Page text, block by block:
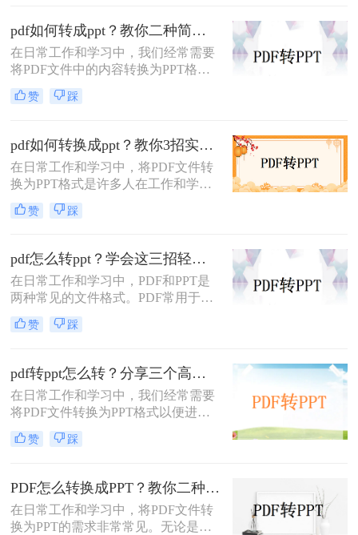
PDF到PPT的转换。
pdf如何转成ppt？教你二种简单实用的转换方法!
在日常工作和学习中，我们经常需要
将PDF文件中的内容转换为PPT格
式，以便于演示和分享。那么PDF如
何转成PPT呢？以下是两种常用的方
换。
赞 踩
pdf如何转换成ppt？教你3招实用方法轻松搞定！
在日常工作和学习中，将PDF文件转
换为PPT格式是许多人在工作和学习
中常遇到的需求，特别是当需要将
PDF中的内容进行编辑、演示或分享
文将介绍三种常用的PDF转PPT的方
法。
赞 踩
pdf怎么转ppt？学会这三招轻松搞定转换！
在日常工作和学习中，PDF和PPT是
两种常见的文件格式。PDF常用于文
档的查看和分享，而PPT则更多地用
于制作演示文稿和进行演讲。有时，
式，以便进行编辑、修改或展示。那
么pdf怎么转ppt呢？本文将介绍三种
将PDF转换为PPT的方法：使用专业
的PDF转PPT软件、利用在线转换工
具，以及手动复制粘贴内容。
赞 踩
pdf转ppt怎么转？分享三个高效转换方法！
在日常工作和学习中，我们经常需要
将PDF文件转换为PPT格式以便进行
演示或编辑。那么pdf转ppt怎么转
呢？以下将介绍三种常用的pdf转ppt
转换。
赞 踩
PDF怎么转换成PPT？教你二种转换方法！
在日常工作和学习中，将PDF文件转
换为PPT的需求非常常见。无论是为